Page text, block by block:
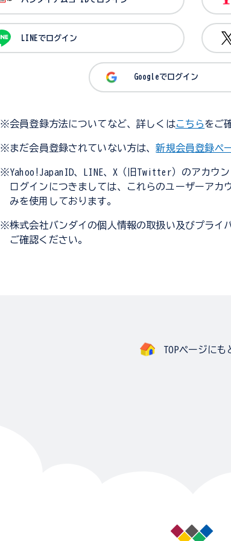
LINEでログイン
Googleでログイン
※会員登録方法についてなど、詳しくはこちらをご
※まだ会員登録されていない方は、新規会員登録ペ
※Yahoo!JapanID、LINE、X（旧Twitter）のアカウ
ログインにつきましては、これらのユーザーアカ
みを使用しております。
※株式会社バンダイの個人情報の取扱い及びプライ
ご確認ください。
TOPページにも